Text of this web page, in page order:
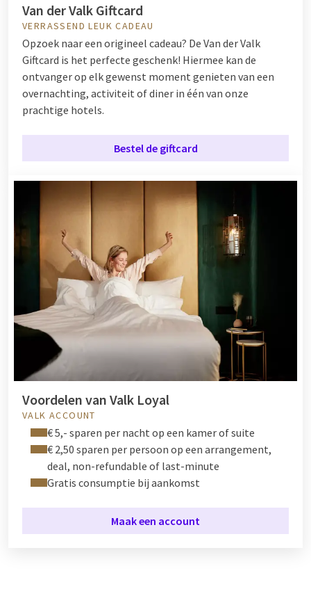
Van der Valk Giftcard
VERRASSEND LEUK CADEAU
Opzoek naar een origineel cadeau? De Van der Valk
Giftcard is het perfecte geschenk! Hiermee kan de
ontvanger op elk gewenst moment genieten van een
overnachting, activiteit of diner in één van onze
prachtige hotels.
Bestel de giftcard
Voordelen van Valk Loyal
VALK ACCOUNT
€ 5,- sparen per nacht op een kamer of suite
€ 2,50 sparen per persoon op een arrangement,
deal, non-refundable of last-minute
Gratis consumptie bij aankomst
Maak een account